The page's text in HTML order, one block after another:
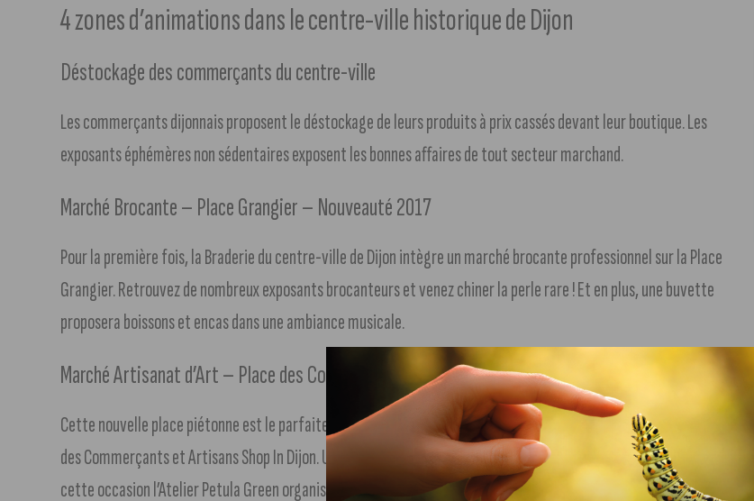
4 zones d’animations dans le centre-ville historique de Dijon
Déstockage des commerçants du centre-ville
Les commerçants dijonnais proposent le déstockage de leurs produits à prix cassés devant leur boutique. Les
exposants éphémères non sédentaires exposent les bonnes affaires de tout secteur marchand.
Marché Brocante – Place Grangier – Nouveauté 2017
Pour la première fois, la Braderie du centre-ville de Dijon intègre un marché brocante professionnel sur la Place
Grangier. Retrouvez de nombreux exposants brocanteurs et venez chiner la perle rare ! Et en plus, une buvette
proposera boissons et encas dans une ambiance musicale.
Marché Artisanat d’Art – Place des Cordeliers – Nouveauté 2017
Cette nouvelle place piétonne est le parfaite endroit pour organiser le premier marché d’artisanat de la Fédération
des Commerçants et Artisans Shop In Dijon. Une vingtaine d’artisans indépendants présenteront leurs créations. A
cette occasion l’Atelier Petula Green organisera un atelier gratuit pour les petits et les grands. Venez réaliser votre